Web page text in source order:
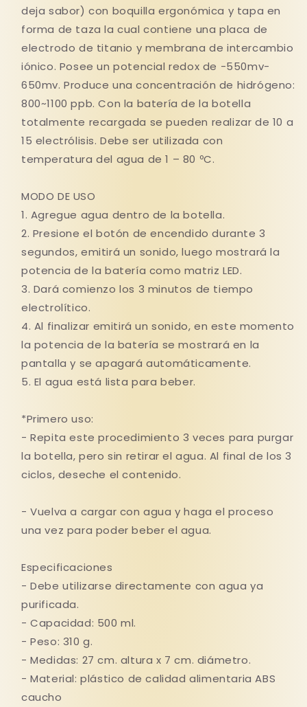
deja sabor) con boquilla ergonómica y tapa en
forma de taza la cual contiene una placa de
electrodo de titanio y membrana de intercambio
iónico. Posee un potencial redox de -550mv-
650mv. Produce una concentración de hidrógeno:
800~1100 ppb. Con la batería de la botella
totalmente recargada se pueden realizar de 10 a
15 electrólisis. Debe ser utilizada con
temperatura del agua de 1 – 80 ºC.
MODO DE USO
1. Agregue agua dentro de la botella.
2. Presione el botón de encendido durante 3
segundos, emitirá un sonido, luego mostrará la
potencia de la batería como matriz LED.
3. Dará comienzo los 3 minutos de tiempo
electrolítico.
4. Al finalizar emitirá un sonido, en este momento
la potencia de la batería se mostrará en la
pantalla y se apagará automáticamente.
5. El agua está lista para beber.
*Primero uso:
- Repita este procedimiento 3 veces para purgar
la botella, pero sin retirar el agua. Al final de los 3
ciclos, deseche el contenido.
- Vuelva a cargar con agua y haga el proceso
una vez para poder beber el agua.
Especificaciones
- Debe utilizarse directamente con agua ya
purificada.
- Capacidad: 500 ml.
- Peso: 310 g.
- Medidas: 27 cm. altura x 7 cm. diámetro.
- Material: plástico de calidad alimentaria ABS
caucho